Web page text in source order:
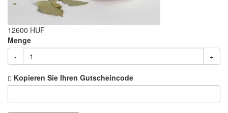
12600 HUF
Menge
-
+
Kopieren Sie Ihren Gutscheincode